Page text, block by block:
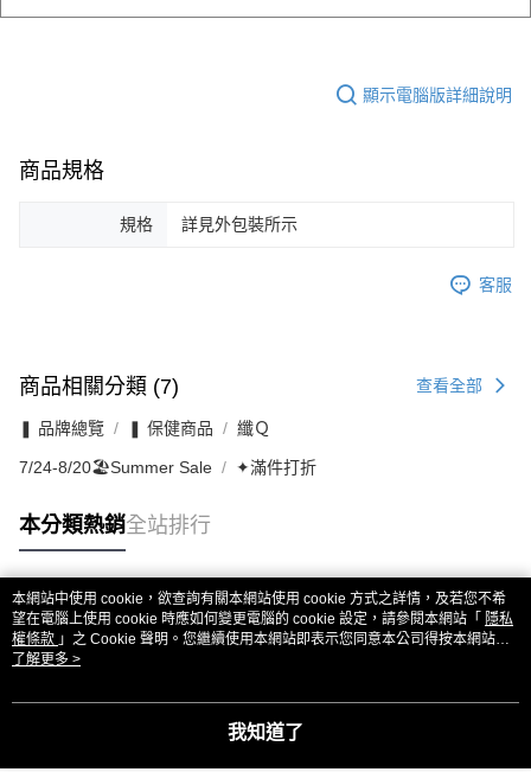
顯示電腦版詳細說明
商品規格
規格 詳見外包裝所示
客服
商品相關分類 (7) 查看全部
❚ 品牌總覽 ❚ 保健商品 纖Ｑ
7/24-8/20🏖️Summer Sale ✦滿件打折
本分類熱銷全站排行
熱門標籤
本網站中使用 cookie，欲查詢有關本網站使用 cookie 方式之詳情，及若您不希
望在電腦上使用 cookie 時應如何變更電腦的 cookie 設定，請參閱本網站「 隱私
權條款 」之 Cookie 聲明。您繼續使用本網站即表示您同意本公司得按本網站使
用條款之 Cookie 聲明使用 cookie。
了解更多 >
我知道了